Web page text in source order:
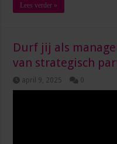
Lees verder »
Durf jij als
van strategisch
april 9, 2025 0